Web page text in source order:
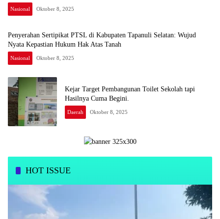
Nasional Oktober 8, 2025
Penyerahan Sertipikat PTSL di Kabupaten Tapanuli Selatan: Wujud
Nyata Kepastian Hukum Hak Atas Tanah
Nasional Oktober 8, 2025
Kejar Target Pembangunan Toilet Sekolah tapi
Hasilnya Cuma Begini.
Daerah Oktober 8, 2025
HOT ISSUE